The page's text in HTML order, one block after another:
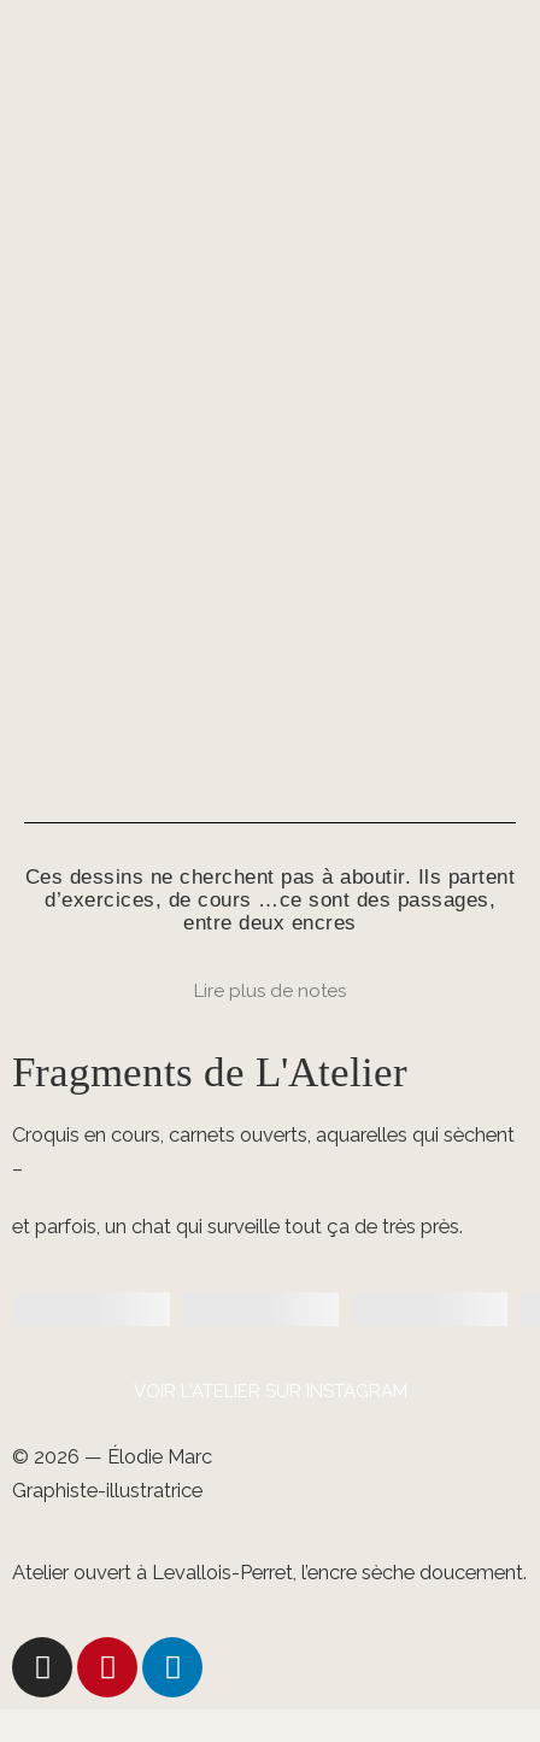
Ces dessins ne cherchent pas à aboutir. Ils partent
d’exercices, de cours …ce sont des passages,
entre deux encres
Lire plus de notes
Fragments de L'Atelier
Croquis en cours, carnets ouverts, aquarelles qui sèchent
–
et parfois, un chat qui surveille tout ça de très près.
VOIR L'ATELIER SUR INSTAGRAM
© 2026 — Élodie Marc
Graphiste-illustratrice
Atelier ouvert à Levallois-Perret, l’encre sèche doucement.